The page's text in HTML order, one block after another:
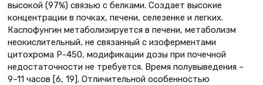
высокой (97%) связью с белками. Создает высокие
концентрации в почках, печени, селезенке и легких.
Каспофунгин метаболизируется в печени, метаболизм
неокислительный, не связанный с изоферментами
цитохрома Р-450, модификации дозы при почечной
недостаточности не требуется. Время полувыведения –
9–11 часов [6, 19]. Отличительной особенностью